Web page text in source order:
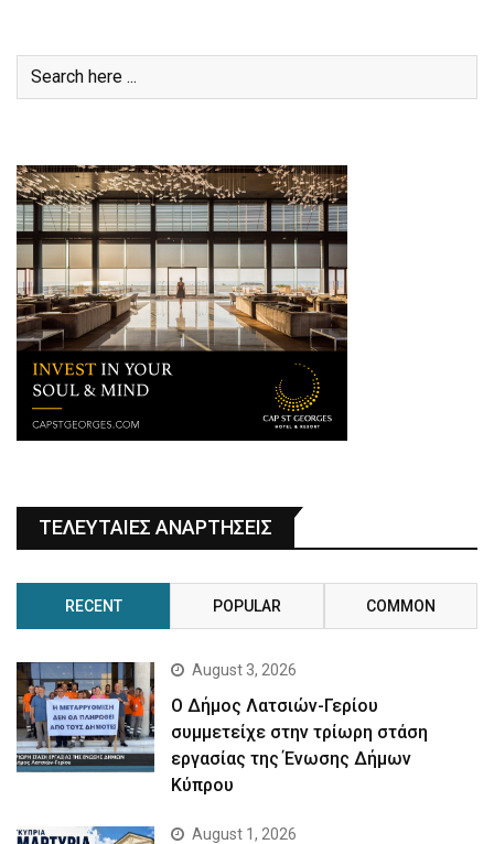
ΤΕΛΕΥΤΑΙΕΣ ΑΝΑΡΤΗΣΕΙΣ
RECENT POPULAR COMMON
August 3, 2026
Ο Δήμος Λατσιών-Γερίου
συμμετείχε στην τρίωρη στάση
εργασίας της Ένωσης Δήμων
Κύπρου
August 1, 2026